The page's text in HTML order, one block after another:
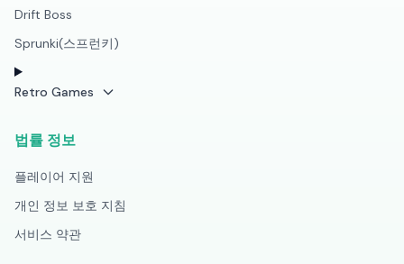
Drift Boss
Sprunki(스프런키)
Retro Games
법률 정보
플레이어 지원
개인 정보 보호 지침
서비스 약관